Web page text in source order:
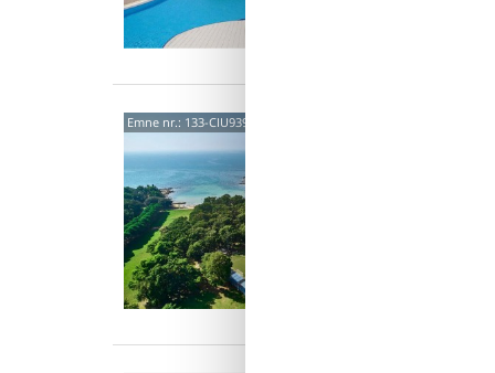
Emne nr.: 133-CIU939